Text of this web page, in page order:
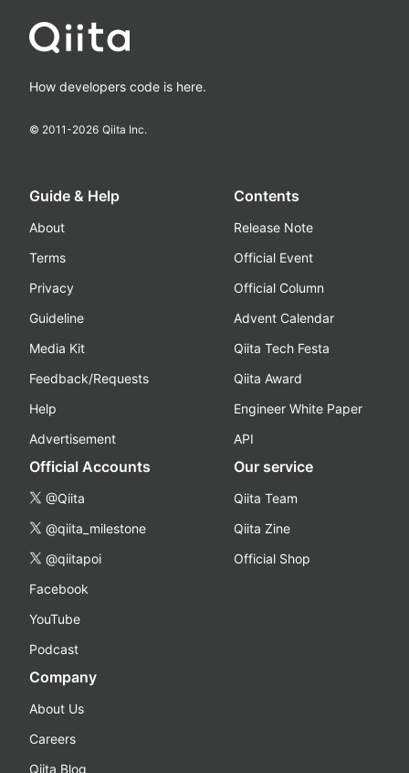
How developers code is here.
© 2011-2026 Qiita Inc.
Guide & Help
About
Terms
Privacy
Guideline
Media Kit
Feedback/Requests
Help
Advertisement
Contents
Release Note
Official Event
Official Column
Advent Calendar
Qiita Tech Festa
Qiita Award
Engineer White Paper
API
Official Accounts
@Qiita
@qiita_milestone
@qiitapoi
Facebook
YouTube
Podcast
Our service
Qiita Team
Qiita Zine
Official Shop
Company
About Us
Careers
Qiita Blog